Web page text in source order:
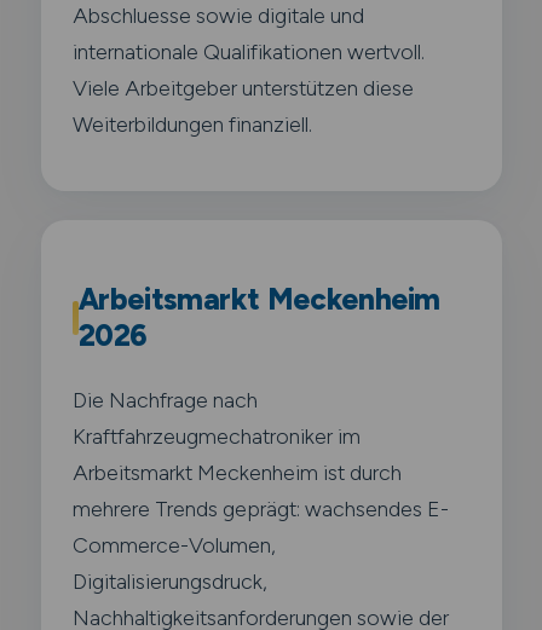
Abschluesse sowie digitale und
internationale Qualifikationen wertvoll.
Viele Arbeitgeber unterstützen diese
Weiterbildungen finanziell.
Arbeitsmarkt Meckenheim
2026
Die Nachfrage nach
Kraftfahrzeugmechatroniker im
Arbeitsmarkt Meckenheim ist durch
mehrere Trends geprägt: wachsendes E-
Commerce-Volumen,
Digitalisierungsdruck,
Nachhaltigkeitsanforderungen sowie der